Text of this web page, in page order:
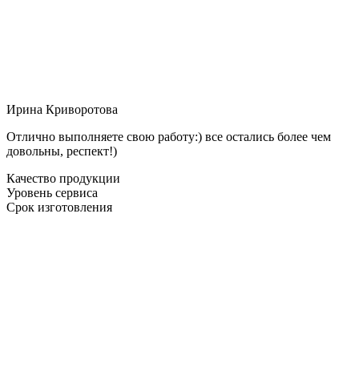
Ирина Криворотова
Отлично выполняете свою работу:) все остались более чем
довольны, респект!)
Качество продукции
Уровень сервиса
Срок изготовления